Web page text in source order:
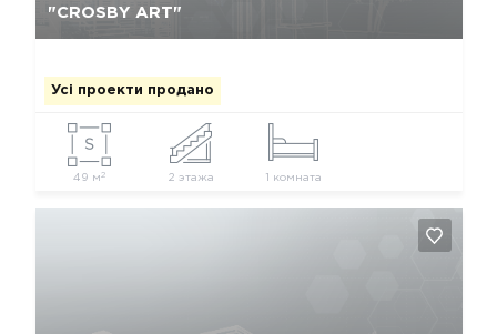
"CROSBY ART"
Усі проекти продано
49 м 2 2 этажа 1 комната